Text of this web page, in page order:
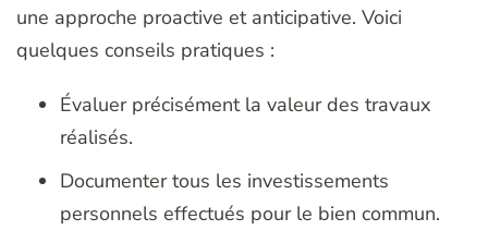
une approche proactive et anticipative. Voici
quelques conseils pratiques :
Évaluer précisément la valeur des travaux
réalisés.
Documenter tous les investissements
personnels effectués pour le bien commun.